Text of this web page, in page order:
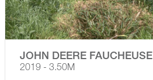
JOHN DEERE FAUCHEUSE
2019 - 3.50M